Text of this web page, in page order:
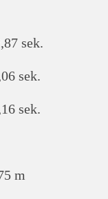
sek.
sek.
sek.
m